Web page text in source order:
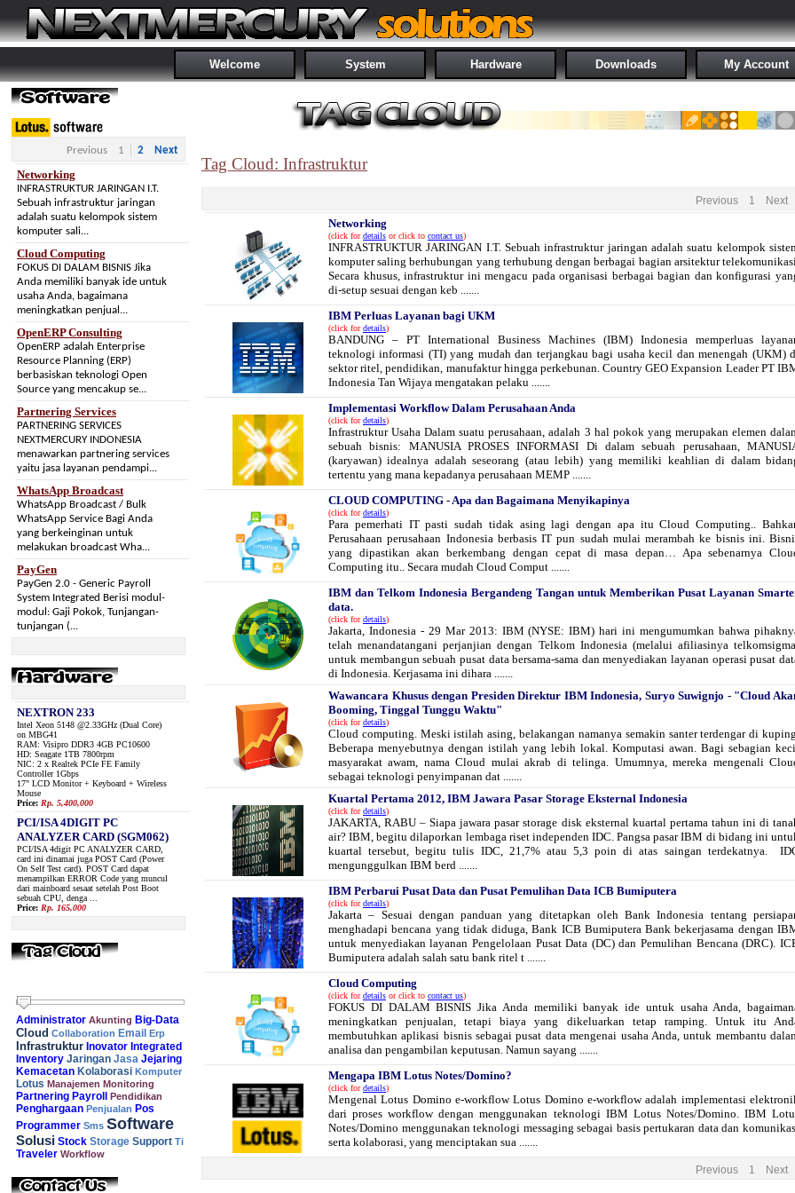
Welcome System Hardware Downloads My Account
Previous 1 2 Next
Networking
INFRASTRUKTUR JARINGAN I.T.
Sebuah infrastruktur jaringan
adalah suatu kelompok sistem
komputer sali...
Cloud Computing
FOKUS DI DALAM BISNIS Jika
Anda memiliki banyak ide untuk
usaha Anda, bagaimana
meningkatkan penjual...
OpenERP Consulting
OpenERP adalah Enterprise
Resource Planning (ERP)
berbasiskan teknologi Open
Source yang mencakup se...
Partnering Services
PARTNERING SERVICES
NEXTMERCURY INDONESIA
menawarkan partnering services
yaitu jasa layanan pendampi...
WhatsApp Broadcast
WhatsApp Broadcast / Bulk
WhatsApp Service Bagi Anda
yang berkeinginan untuk
melakukan broadcast Wha...
PayGen
PayGen 2.0 - Generic Payroll
System Integrated Berisi modul-
modul: Gaji Pokok, Tunjangan-
tunjangan (...
NEXTRON 233
Intel Xeon 5148 @2.33GHz (Dual Core)
on MBG41
RAM: Visipro DDR3 4GB PC10600
HD: Seagate 1TB 7800rpm
NIC: 2 x Realtek PCIe FE Family
Controller 1Gbps
17" LCD Monitor + Keyboard + Wireless
Mouse
Price: Rp. 5,400,000
PCI/ISA 4DIGIT PC
ANALYZER CARD (SGM062)
PCI/ISA 4digit PC ANALYZER CARD,
card ini dinamai juga POST Card (Power
On Self Test card). POST Card dapat
menampilkan ERROR Code yang muncul
dari mainboard sesaat setelah Post Boot
sebuah CPU, denga ...
Price: Rp. 165,000
Administrator Akunting Big-Data
Cloud Collaboration Email Erp
Infrastruktur Inovator Integrated
Inventory Jaringan Jasa Jejaring
Kemacetan Kolaborasi Komputer
Lotus Manajemen Monitoring
Partnering Payroll Pendidikan
Penghargaan Penjualan Pos
Programmer Sms Software
Solusi Stock Storage Support Ti
Traveler Workflow
Tag Cloud: Infrastruktur
Previous 1 Next
Networking
(click fordetails or click to contact us)
INFRASTRUKTUR JARINGAN I.T. Sebuah infrastruktur jaringan adalah suatu kelompok
komputer saling berhubungan yang terhubung dengan berbagai bagian arsitektur
Secara khusus, infrastruktur ini mengacu pada organisasi berbagai bagian dan konfigurasi
di-setup sesuai dengan keb .......
IBM Perluas Layanan bagi UKM
(click fordetails)
BANDUNG – PT International Business Machines (IBM) Indonesia memperluas
teknologi informasi (TI) yang mudah dan terjangkau bagi usaha kecil dan menengah (UKM)
sektor ritel, pendidikan, manufaktur hingga perkebunan. Country GEO Expansion Leader PT
Indonesia Tan Wijaya mengatakan pelaku .......
Implementasi Workflow Dalam Perusahaan Anda
(click fordetails)
Infrastruktur Usaha Dalam suatu perusahaan, adalah 3 hal pokok yang merupakan elemen
sebuah bisnis: MANUSIA PROSES INFORMASI Di dalam sebuah perusahaan,
(karyawan) idealnya adalah seseorang (atau lebih) yang memiliki keahlian di dalam
tertentu yang mana kepadanya perusahaan MEMP .......
CLOUD COMPUTING - Apa dan Bagaimana Menyikapinya
(click fordetails)
Para pemerhati IT pasti sudah tidak asing lagi dengan apa itu Cloud Computing..
Perusahaan perusahaan Indonesia berbasis IT pun sudah mulai merambah ke bisnis ini.
yang dipastikan akan berkembang dengan cepat di masa depan… Apa sebenarnya
Computing itu.. Secara mudah Cloud Comput .......
IBM dan Telkom Indonesia Bergandeng Tangan untuk Memberikan Pusat Layanan
data.
(click fordetails)
Jakarta, Indonesia - 29 Mar 2013: IBM (NYSE: IBM) hari ini mengumumkan bahwa
telah menandatangani perjanjian dengan Telkom Indonesia (melalui afiliasinya
untuk membangun sebuah pusat data bersama-sama dan menyediakan layanan operasi pusat
di Indonesia. Kerjasama ini dihara .......
Wawancara Khusus dengan Presiden Direktur IBM Indonesia, Suryo Suwignjo - "Cloud
Booming, Tinggal Tunggu Waktu"
(click fordetails)
Cloud computing. Meski istilah asing, belakangan namanya semakin santer terdengar di
Beberapa menyebutnya dengan istilah yang lebih lokal. Komputasi awan. Bagi sebagian
masyarakat awam, nama Cloud mulai akrab di telinga. Umumnya, mereka mengenali
sebagai teknologi penyimpanan dat .......
Kuartal Pertama 2012, IBM Jawara Pasar Storage Eksternal Indonesia
(click fordetails)
JAKARTA, RABU – Siapa jawara pasar storage disk eksternal kuartal pertama tahun ini di
air? IBM, begitu dilaporkan lembaga riset independen IDC. Pangsa pasar IBM di bidang ini
kuartal tersebut, begitu tulis IDC, 21,7% atau 5,3 poin di atas saingan terdekatnya.
mengunggulkan IBM berd .......
IBM Perbarui Pusat Data dan Pusat Pemulihan Data ICB Bumiputera
(click fordetails)
Jakarta – Sesuai dengan panduan yang ditetapkan oleh Bank Indonesia tentang
menghadapi bencana yang tidak diduga, Bank ICB Bumiputera Bank bekerjasama dengan
untuk menyediakan layanan Pengelolaan Pusat Data (DC) dan Pemulihan Bencana (DRC).
Bumiputera adalah salah satu bank ritel t .......
Cloud Computing
(click fordetails or click to contact us)
FOKUS DI DALAM BISNIS Jika Anda memiliki banyak ide untuk usaha Anda,
meningkatkan penjualan, tetapi biaya yang dikeluarkan tetap ramping. Untuk itu
membutuhkan aplikasi bisnis sebagai pusat data mengenai usaha Anda, untuk membantu
analisa dan pengambilan keputusan. Namun sayang .......
Mengapa IBM Lotus Notes/Domino?
(click fordetails)
Mengenal Lotus Domino e-workflow Lotus Domino e-workflow adalah implementasi
dari proses workflow dengan menggunakan teknologi IBM Lotus Notes/Domino. IBM
Notes/Domino menggunakan teknologi messaging sebagai basis pertukaran data dan
serta kolaborasi, yang menciptakan sua .......
Previous 1 Next